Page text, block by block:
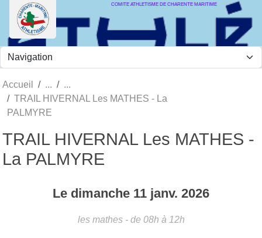
COMITE ATHLETISME DE CHARENTE MARITIME
Accueil
TRAIL HIVERNAL Les MATHES - La
PALMYRE
TRAIL HIVERNAL Les MATHES -
La PALMYRE
Le dimanche 11 janv. 2026
les mathes - de 08h à 12h
Panneau de gestion des cookies